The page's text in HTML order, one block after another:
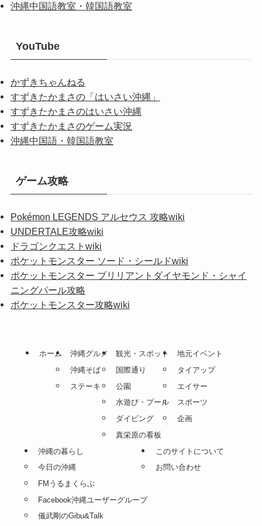
沖縄中国語教室・韓国語教室
YouTube
かずきちゃんねる
すずきたかまさの「はいさい沖縄」
すずきたかまさのはいさい沖縄
すずきたかまさのゲーム実況
沖縄中国語・韓国語教室
ゲーム攻略
Pokémon LEGENDS アルセウス 攻略wiki
UNDERTALE攻略wiki
ドラゴンクエストwiki
ポケットモンスター ソード・シールドwiki
ポケットモンスター ブリリアントダイヤモンド・シャイ
ニングパール攻略
ポケットモンスター攻略wiki
ホーム
沖縄グルメ
沖縄そば
ステーキ
観光・スポット
国際通り
公園
水遊び・プール
ダイビング
真栄原の看板
地元イベント
タイアップ
エイサー
スポーツ
企画
沖縄の暮らし
今日の沖縄
FMうるまくらぶ
Facebook沖縄ユーザーグループ
儀武剛のGibu&Talk
このサイトについて
お問い合わせ